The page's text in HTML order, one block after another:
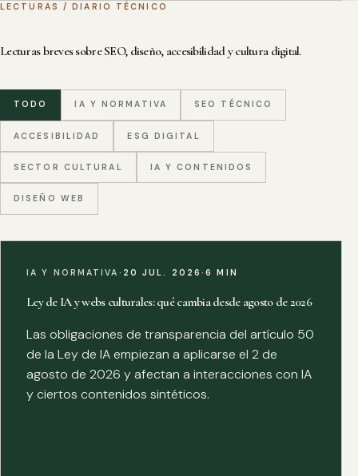
LECTURAS / DIARIO TÉCNICO
Lecturas breves sobre SEO, diseño, accesibilidad y cultura digital.
TODO IA Y NORMATIVA SEO TÉCNICO
ACCESIBILIDAD ESG DIGITAL
SECTOR CULTURAL IA Y CONTENIDOS
DISEÑO WEB
IA Y NORMATIVA · 20 JUL. 2026·6 MIN
Ley de IA y webs culturales: qué cambia desde agosto de 2026
Las obligaciones de transparencia del artículo 50
de la Ley de IA empiezan a aplicarse el 2 de
agosto de 2026 y afectan a interacciones con IA
y ciertos contenidos sintéticos.